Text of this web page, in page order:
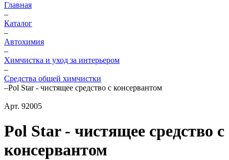
Главная
–
Каталог
–
Автохимия
–
Химчистка и уход за интерьером
–
Средства общей химчистки
–Pol Star - чистящее средство с консервантом
Арт. 92005
Pol Star - чистящее средство с
консервантом